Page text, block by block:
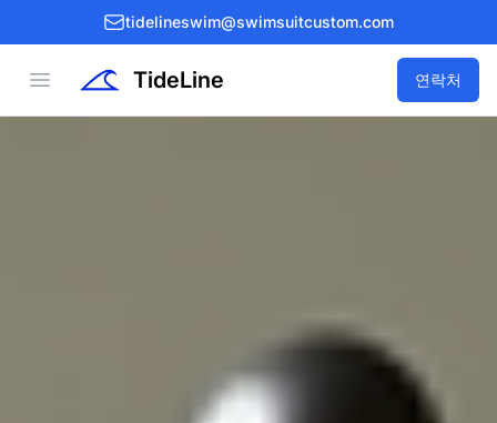
tidelineswim@swimsuitcustom.com
Open menu TideLine 연락처